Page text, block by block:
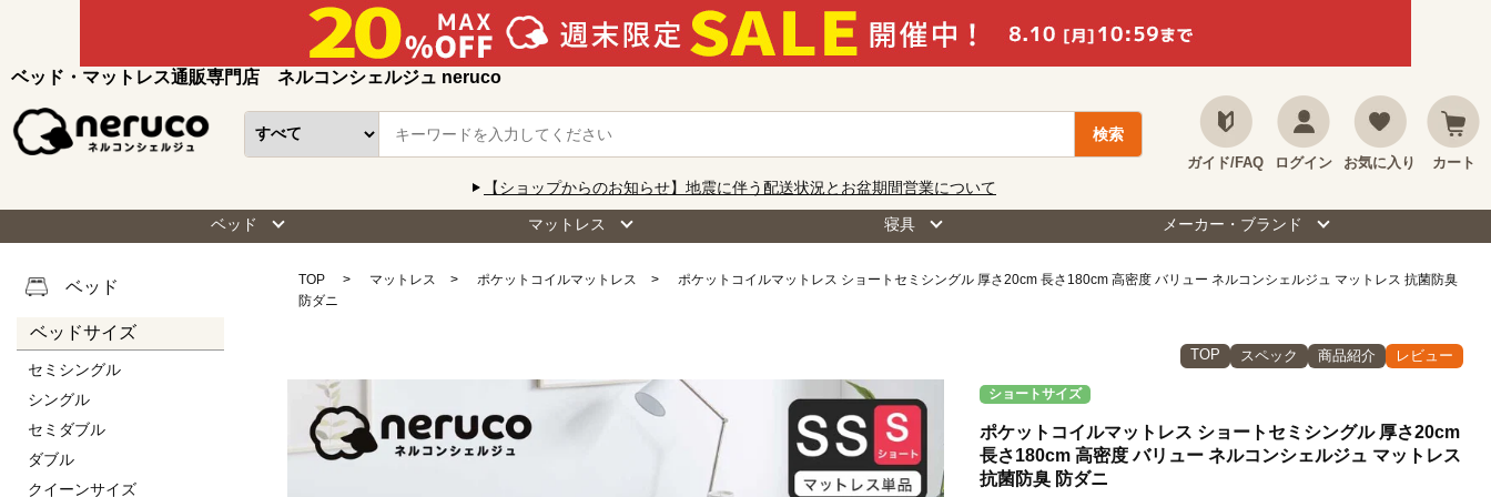
ベッド・マットレス通販専門店 ネルコンシェルジュ neruco
ガイド/FAQ ログイン お気に入り カート
【ショップからのお知らせ】地震に伴う配送状況とお盆期間営業について
ベッド マットレス 寝具 メーカー・ブランド
ベッド
ベッドサイズ
セミシングル
シングル
セミダブル
ダブル
クイーンサイズ
TOP マットレス ポケットコイルマットレス
ポケットコイルマットレス ショートセミシングル 厚さ20cm 長さ180cm 高密度 バリュー ネルコンシェルジュ マットレス 抗菌防臭
防ダニ
TOP スペック 商品紹介 レビュー
ショートサイズ
ポケットコイルマットレス ショートセミシングル 厚さ20cm
長さ180cm 高密度 バリュー ネルコンシェルジュ マットレス
抗菌防臭 防ダニ